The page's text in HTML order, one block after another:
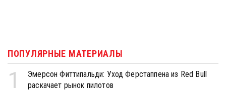
ПОПУЛЯРНЫЕ МАТЕРИАЛЫ
1
Эмерсон Фиттипальди: Уход Ферстаппена из Red Bull
раскачает рынок пилотов